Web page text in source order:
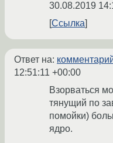
30.08.2019
Ссылка
Ответ на:
12:51:11 +00:00
Взорваться
тянущий по
помойки)
ядро.